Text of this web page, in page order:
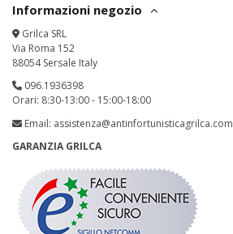
Informazioni negozio
Grilca SRL
Via Roma 152
88054 Sersale Italy
096.1936398
Orari: 8:30-13:00 - 15:00-18:00
Email: assistenza@antinfortunisticagrilca.com
GARANZIA GRILCA